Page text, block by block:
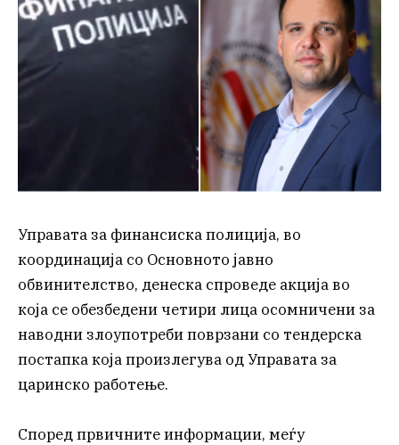
Управата за финансиска полиција, во
координација со Основното јавно
обвинителство, денеска спроведе акција во
која се обезбедени четири лица осомничени за
наводни злоупотреби поврзани со тендерска
постапка која произлегува од Управата за
царинско работење.
Според првичните информации, меѓу